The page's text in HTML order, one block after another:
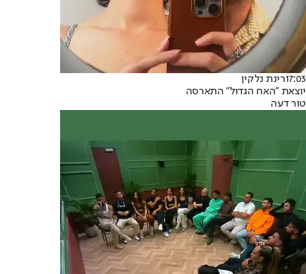
17:03רינת נלקין
יוצאת "האח הגדול" התארסה
טור דעה